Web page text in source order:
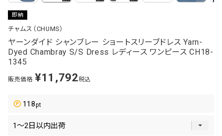
即納
チャムス（CHUMS）
ヤーンダイド シャンブレー ショートスリーブドレス Yarn-
Dyed Chambray S/S Dress レディース ワンピース CH18-
1345
販売価格 ¥11,792税込
118